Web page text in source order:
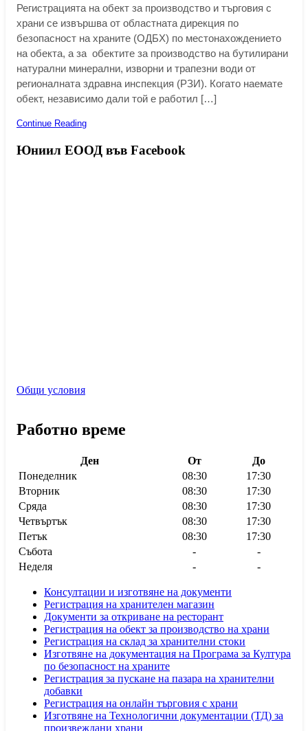
Регистрацията на обект за производство и търговия с
храни се извършва от областната дирекция по
безопасност на храните (ОДБХ) по местонахождението
на обекта, а за обектите за производство на бутилирани
натурални минерални, изворни и трапезни води от
регионалната здравна инспекция (РЗИ). Когато наемате
обект, независимо дали той е работил […]
Continue Reading
Юниил ЕООД във Facebook
Общи условия
Работно време
Ден От
До
Понеделник
08:30
17:30
Вторник
08:30
17:30
Сряда
08:30
17:30
Четвъртък
08:30
17:30
Петък
08:30
17:30
Събота
-
-
Неделя
- -
Консултации и изготвяне на документи
Регистрация на хранителен магазин
Документи за откриване на ресторант
Регистрация на обект за производство на храни
Регистрация на склад за хранителни стоки
Изготвяне на документация на Програма за Култура
по безопасност на храните
Регистрaция за пускане на пазара на хранителни
добавки
Регистрация на онлайн търговия с храни
Изготвяне на Технологични документации (ТД) за
произвеждани храни